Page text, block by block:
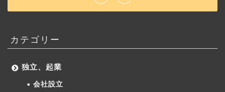
カテゴリー
独立、起業
会社設立